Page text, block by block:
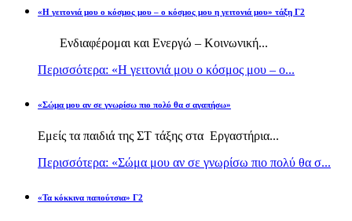
«Η γειτονιά μου ο κόσμος μου – ο κόσμος μου η γειτονιά μου» τάξη Γ2
Ενδιαφέρομαι και Ενεργώ – Κοινωνική...
Περισσότερα: «Η γειτονιά μου ο κόσμος μου – ο...
«Σώμα μου αν σε γνωρίσω πιο πολύ θα σ αγαπήσω»
Εμείς τα παιδιά της ΣΤ τάξης στα Εργαστήρια...
Περισσότερα: «Σώμα μου αν σε γνωρίσω πιο πολύ θα σ...
«Τα κόκκινα παπούτσια» Γ2